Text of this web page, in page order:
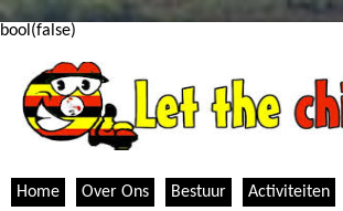
bool(false)
Home Over Ons Bestuur Activiteiten